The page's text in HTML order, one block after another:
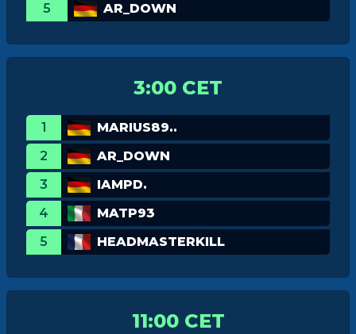
5
AR_DOWN
3:00 CET
1
MARIUS89..
2
AR_DOWN
3
IAMPD.
4
MATP93
5
HEADMASTERKILL
11:00 CET